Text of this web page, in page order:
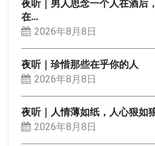
夜听｜男人思念一个人在酒后
在…
2026年8月8日
夜听｜珍惜那些在乎你的人
2026年8月8日
夜听｜人情薄如纸，人心狠如
2026年8月8日